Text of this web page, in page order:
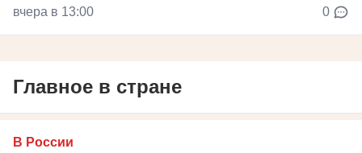
вчера в 13:00 0
Главное в стране
В России